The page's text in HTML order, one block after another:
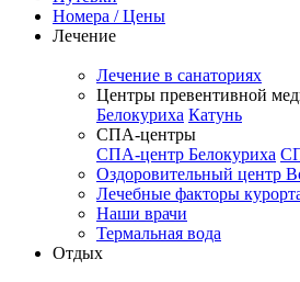
Номера / Цены
Лечение
Лечение в санаториях
Центры превентивной
Белокуриха Катунь
СПА-центры
СПА-центр Белокуриха
Оздоровительный центр
Лечебные факторы
Наши врачи
Термальная вода
Отдых